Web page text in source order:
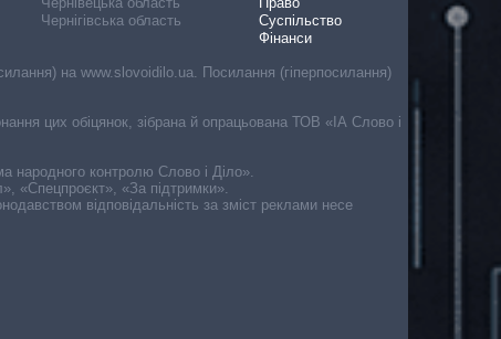
Чернігівська область
Суспільство
Фінанси
на www.slovoidilo.ua. Посилання (гіперпосилання)
цих обіцянок, зібрана й опрацьована ТОВ «ІА Слово і
народного контролю Слово і Діло».
«Спецпроєкт», «За підтримки».
відповідальність за зміст реклами несе